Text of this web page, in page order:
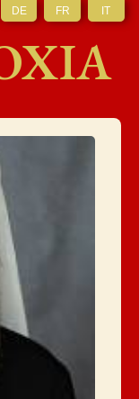
DE FR IT